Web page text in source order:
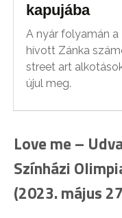
kapujába
A nyár folyamán a
hívott Zánka
street art
újul meg.
Love me –
Színházi
(2023. május